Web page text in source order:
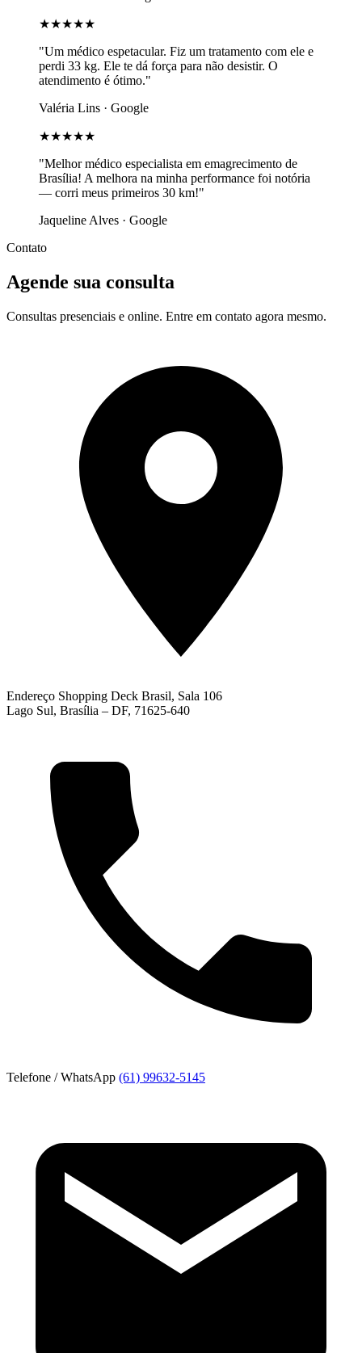
★★★★★
"Um médico espetacular. Fiz um tratamento com ele e
perdi 33 kg. Ele te dá força para não desistir. O
atendimento é ótimo."
Valéria Lins · Google
★★★★★
"Melhor médico especialista em emagrecimento de
Brasília! A melhora na minha performance foi notória
— corri meus primeiros 30 km!"
Jaqueline Alves · Google
Contato
Agende sua consulta
Consultas presenciais e online. Entre em contato agora mesmo.
Endereço Shopping Deck Brasil, Sala 106
Lago Sul, Brasília – DF, 71625-640
Telefone / WhatsApp (61) 99632-5145